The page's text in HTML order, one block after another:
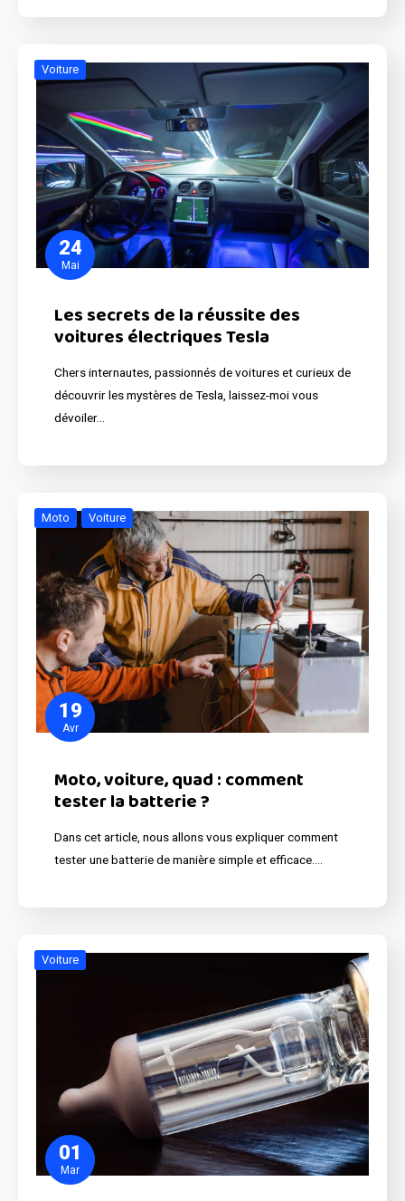
24
Mai
Voiture
Les secrets de la réussite des
voitures électriques Tesla
Chers internautes, passionnés de voitures et curieux de
découvrir les mystères de Tesla, laissez-moi vous
dévoiler…
19
Avr
Moto Voiture
Moto, voiture, quad : comment
tester la batterie ?
Dans cet article, nous allons vous expliquer comment
tester une batterie de manière simple et efficace.…
01
Mar
Voiture